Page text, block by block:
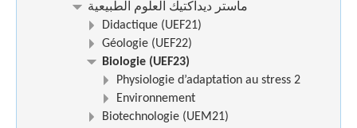
ماستر ديداكتيك العلوم الطبيعية
Didactique (UEF21)
Géologie (UEF22)
Biologie (UEF23)
Physiologie d’adaptation au stress 2
Environnement
Biotechnologie (UEM21)